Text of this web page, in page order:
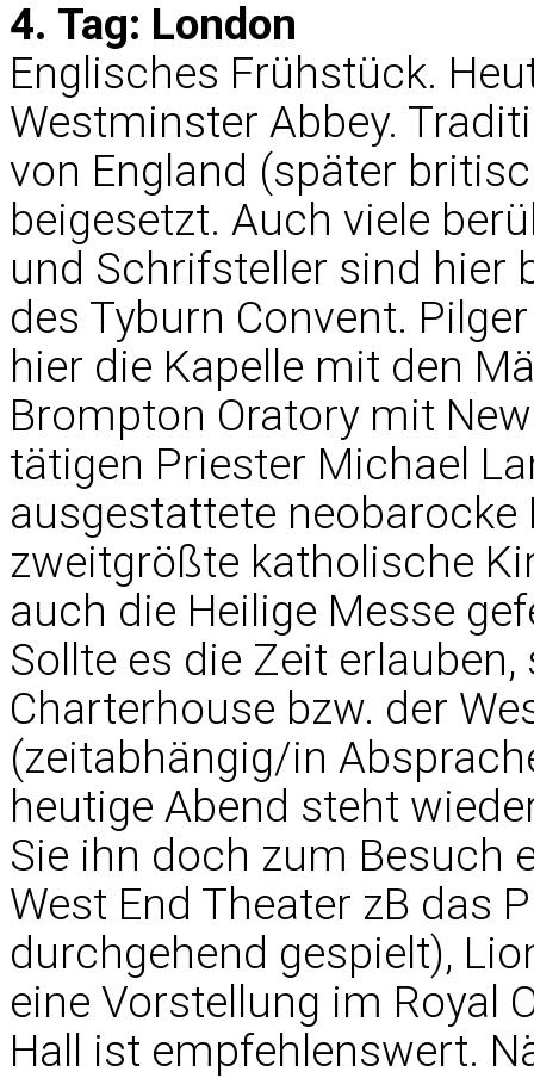
4. Tag: London
Englisches Frühstück.
Westminster Abbey.
von England (später
beigesetzt. Auch viele
und Schrifsteller sind hier
des Tyburn Convent.
hier die Kapelle mit den
Brompton Oratory mit
tätigen Priester Michael
ausgestattete
zweitgrößte katholische
auch die Heilige Messe
Sollte es die Zeit
Charterhouse bzw. der
(zeitabhängig/in
heutige Abend steht
Sie ihn doch zum Besuch
West End Theater zB das
durchgehend gespielt),
eine Vorstellung im Royal
Hall ist empfehlenswert.